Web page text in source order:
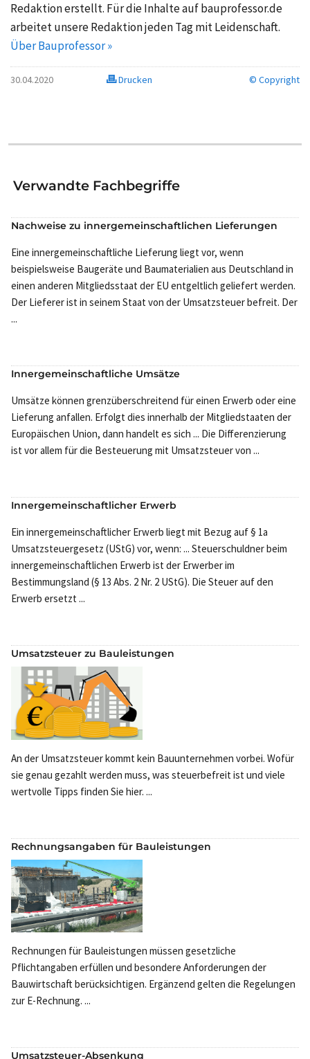
Redaktion erstellt. Für die Inhalte auf bauprofessor.de
arbeitet unsere Redaktion jeden Tag mit Leidenschaft.
Über Bauprofessor »
30.04.2020 Drucken © Copyright
Verwandte Fachbegriffe
Nachweise zu innergemeinschaftlichen Lieferungen
Eine innergemeinschaftliche Lieferung liegt vor, wenn
beispielsweise Baugeräte und Baumaterialien aus Deutschland in
einen anderen Mitgliedsstaat der EU entgeltlich geliefert werden.
Der Lieferer ist in seinem Staat von der Umsatzsteuer befreit. Der
...
Innergemeinschaftliche Umsätze
Umsätze können grenzüberschreitend für einen Erwerb oder eine
Lieferung anfallen. Erfolgt dies innerhalb der Mitgliedstaaten der
Europäischen Union, dann handelt es sich ... Die Differenzierung
ist vor allem für die Besteuerung mit Umsatzsteuer von ...
Innergemeinschaftlicher Erwerb
Ein innergemeinschaftlicher Erwerb liegt mit Bezug auf § 1a
Umsatzsteuergesetz (UStG) vor, wenn: ... Steuerschuldner beim
innergemeinschaftlichen Erwerb ist der Erwerber im
Bestimmungsland (§ 13 Abs. 2 Nr. 2 UStG). Die Steuer auf den
Erwerb ersetzt ...
Umsatzsteuer zu Bauleistungen
An der Umsatzsteuer kommt kein Bauunternehmen vorbei. Wofür
sie genau gezahlt werden muss, was steuerbefreit ist und viele
wertvolle Tipps finden Sie hier. ...
Rechnungsangaben für Bauleistungen
Rechnungen für Bauleistungen müssen gesetzliche
Pflichtangaben erfüllen und besondere Anforderungen der
Bauwirtschaft berücksichtigen. Ergänzend gelten die Regelungen
zur E-Rechnung. ...
Umsatzsteuer-Absenkung